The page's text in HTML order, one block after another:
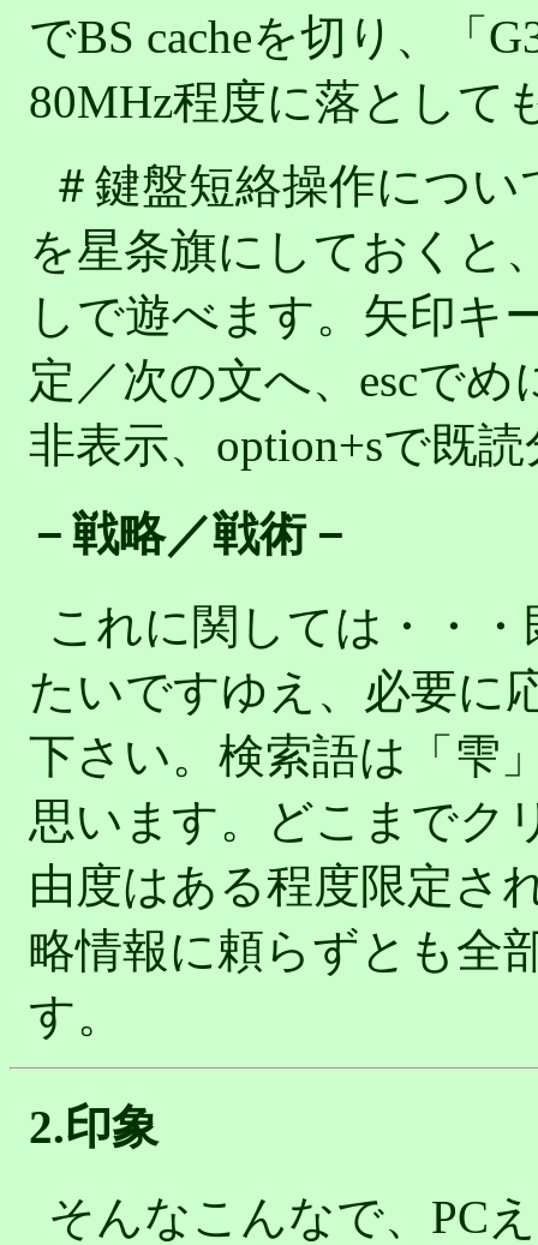
でBS cacheを切り、「
80MHz程度に落として
＃鍵盤短絡操作につ
を星条旗にしておくと
しで遊べます。矢印キ
定／次の文へ、escでめ
非表示、option+sで既
－戦略／戦術－
これに関しては・・
たいですゆえ、必要に
下さい。検索語は「雫
思います。どこまでク
由度はある程度限定さ
略情報に頼らずとも全
す。
2.印象
そんなこんなで、PC